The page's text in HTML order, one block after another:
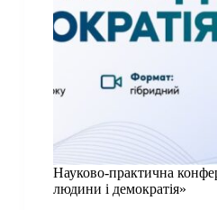
Науково-практична
людини і демократія»